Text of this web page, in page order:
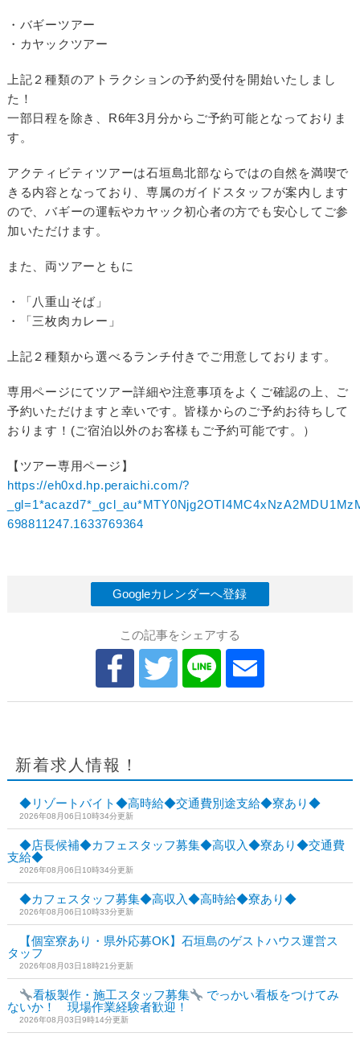
・バギーツアー
・カヤックツアー
上記２種類のアトラクションの予約受付を開始いたしまし
た！
一部日程を除き、R6年3月分からご予約可能となっておりま
す。
アクティビティツアーは石垣島北部ならではの自然を満喫で
きる内容となっており、専属のガイドスタッフが案内します
ので、バギーの運転やカヤック初心者の方でも安心してご参
加いただけます。
また、両ツアーともに
・「八重山そば」
・「三枚肉カレー」
上記２種類から選べるランチ付きでご用意しております。
専用ページにてツアー詳細や注意事項をよくご確認の上、ご
予約いただけますと幸いです。皆様からのご予約お待ちして
おります！(ご宿泊以外のお客様もご予約可能です。）
【ツアー専用ページ】
https://eh0xd.hp.peraichi.com/?
698811247.1633769364
Googleカレンダーへ登録
この記事をシェアする
新着求人情報！
◆リゾートバイト◆高時給◆交通費別途支給◆寮あり◆
2026年08月06日10時34分更新
◆店長候補◆カフェスタッフ募集◆高収入◆寮あり◆交通費
支給◆
2026年08月06日10時34分更新
◆カフェスタッフ募集◆高収入◆高時給◆寮あり◆
2026年08月06日10時33分更新
【個室寮あり・県外応募OK】石垣島のゲストハウス運営ス
タッフ
2026年08月03日18時21分更新
看板製作・施工スタッフ募集
でっかい看板をつけてみ
ないか！ 現場作業経験者歓迎！
2026年08月03日9時14分更新